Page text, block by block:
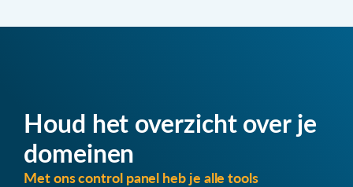
Houd het overzicht over je
domeinen
Met ons control panel heb je alle tools